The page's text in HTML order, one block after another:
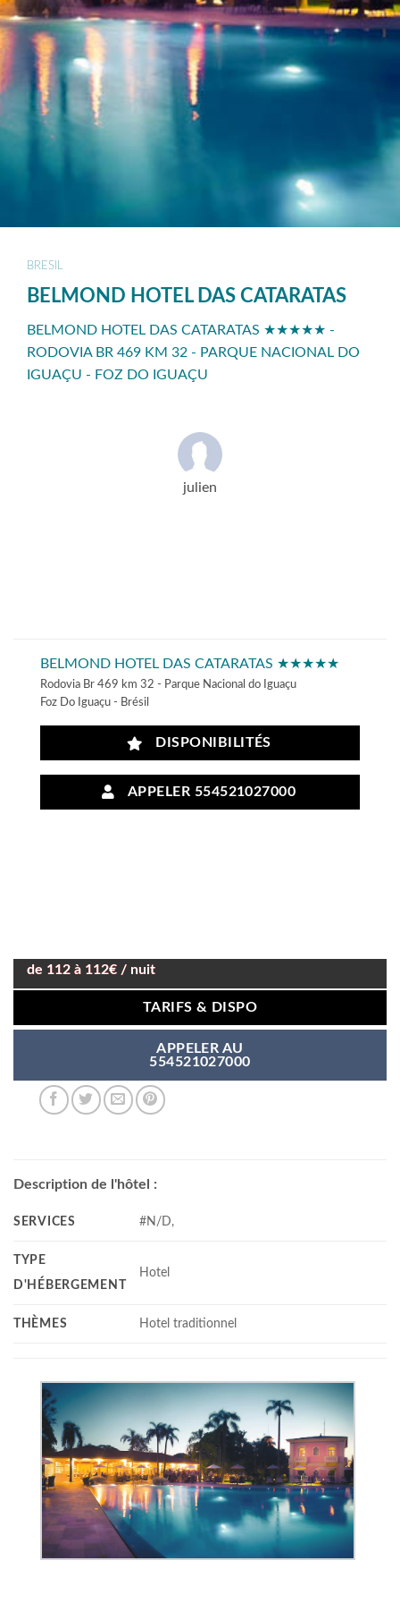
BRESIL
BELMOND HOTEL DAS CATARATAS
BELMOND HOTEL DAS CATARATAS ★★★★★ -
RODOVIA BR 469 KM 32 - PARQUE NACIONAL DO
IGUAÇU - FOZ DO IGUAÇU
julien
BELMOND HOTEL DAS CATARATAS ★★★★★
Rodovia Br 469 km 32 - Parque Nacional do Iguaçu
Foz Do Iguaçu - Brésil
DISPONIBILITÉS
APPELER 554521027000
de 112 à 112€ / nuit
TARIFS & DISPO
APPELER AU
554521027000
Description de l'hôtel :
SERVICES #N/D,
TYPE
D'HÉBERGEMENT
Hotel
THÈMES Hotel traditionnel